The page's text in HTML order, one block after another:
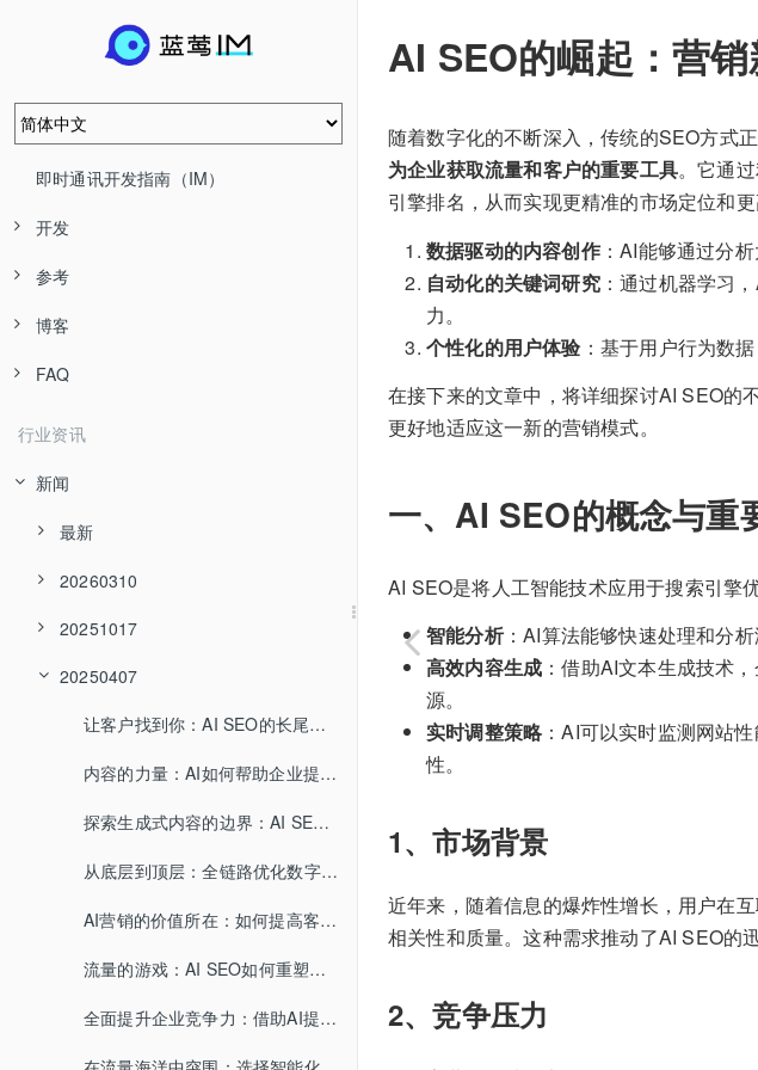
即时通讯开发指南（IM）
开发
参考
博客
FAQ
行业资讯
新闻
最新
20260310
20251017
20250407
让客户找到你：AI SEO的长尾流量解密
内容的力量：AI如何帮助企业提升品牌认知度
探索生成式内容的边界：AI SEO给你带来什么
从底层到顶层：全链路优化数字营销新生态
AI营销的价值所在：如何提高客户忠诚度
流量的游戏：AI SEO如何重塑竞争格局
全面提升企业竞争力：借助AI提升内容生产能力
AI SEO的崛起：营
随着数字化的不断深入，传统的SEO方式
为企业获取流量和客户的重要工具。它通
引擎排名，从而实现更精准的市场定位和
数据驱动的内容创作：AI能够通过分
自动化的关键词研究：通过机器学习
力。
个性化的用户体验 ：基于用户行为数
在接下来的文章中，将详细探讨AI SEO的
更好地适应这一新的营销模式。
一、AI SEO的概念与重
AI SEO是将人工智能技术应用于搜索引擎
智能分析：AI算法能够快速处理和分
高效内容生成 ：借助AI文本生成技术
源。
实时调整策略：AI可以实时监测网站
性。
1、市场背景
近年来，随着信息的爆炸性增长，用户在
相关性和质量。这种需求推动了AI SEO的迅
2、竞争压力